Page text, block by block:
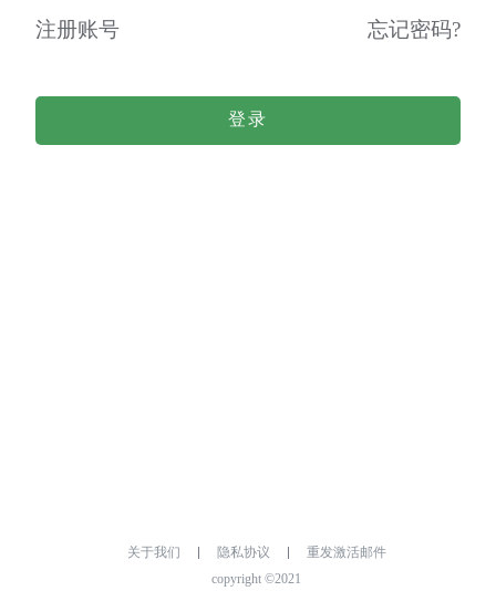
注册账号 忘记密码?
登录
关于我们 隐私协议
重发激活邮件
copyright ©2021